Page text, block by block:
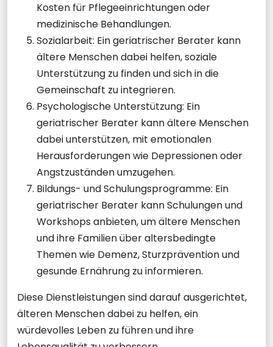
Kosten für Pflegeeinrichtungen oder
medizinische Behandlungen.
Sozialarbeit: Ein geriatrischer Berater kann
ältere Menschen dabei helfen, soziale
Unterstützung zu finden und sich in die
Gemeinschaft zu integrieren.
Psychologische Unterstützung: Ein
geriatrischer Berater kann ältere Menschen
dabei unterstützen, mit emotionalen
Herausforderungen wie Depressionen oder
Angstzuständen umzugehen.
Bildungs- und Schulungsprogramme: Ein
geriatrischer Berater kann Schulungen und
Workshops anbieten, um ältere Menschen
und ihre Familien über altersbedingte
Themen wie Demenz, Sturzprävention und
gesunde Ernährung zu informieren.
Diese Dienstleistungen sind darauf ausgerichtet,
älteren Menschen dabei zu helfen, ein
würdevolles Leben zu führen und ihre